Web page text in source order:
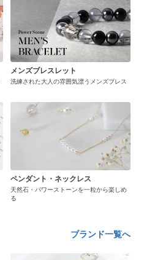
メンズブレスレット
洗練された大人の雰囲気漂うメンズブレス
ペンダント・ネックレス
天然石・パワーストーンを一粒から楽しめ
る
ブランド一覧へ